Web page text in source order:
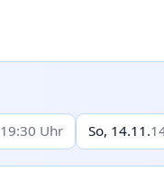
19:30 Uhr So, 14.11.